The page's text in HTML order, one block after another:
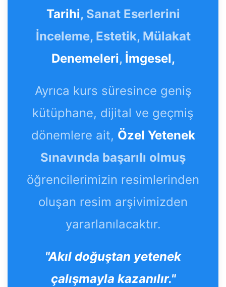
Tarihi, Sanat Eserlerini
İnceleme, Estetik, Mülakat
Denemeleri, İmgesel,
Ayrıca kurs süresince geniş
kütüphane, dijital ve geçmiş
dönemlere ait, Özel Yetenek
Sınavında başarılı olmuş
öğrencilerimizin resimlerinden
oluşan resim arşivimizden
yararlanılacaktır.
"Akıl doğuştan yetenek
çalışmayla kazanılır."